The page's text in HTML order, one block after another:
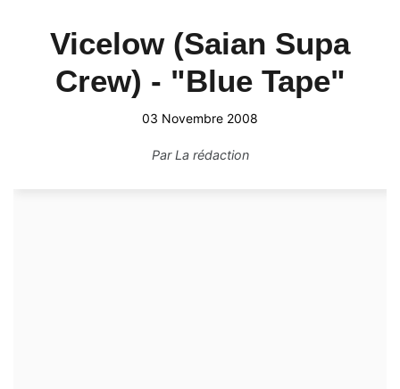
Vicelow (Saian Supa
Crew) - "Blue Tape"
03 Novembre 2008
ParLa rédaction